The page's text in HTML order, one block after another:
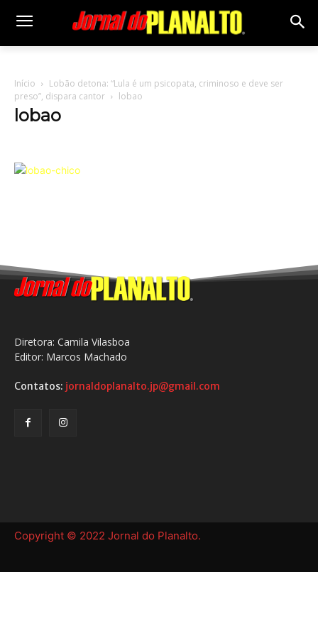
Início
Lobão detona: “Lula é um psicopata, criminoso e deve ser
preso”, dispara cantor
lobao
lobao
Diretora: Camila Vilasboa
Editor: Marcos Machado
Contatos: jornaldoplanalto.jp@gmail.com
Copyright © 2022 Jornal do Planalto.